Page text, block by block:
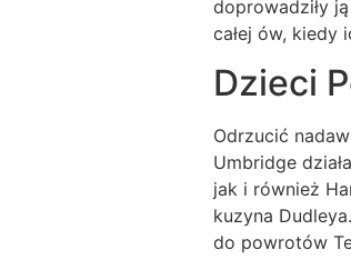
doprowadziły
całej ów, kiedy
Dzieci
Odrzucić
Umbridge
jak i również
kuzyna
do powrotów